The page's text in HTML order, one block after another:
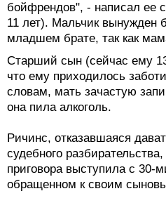
бойфрендов", - написал ее
11 лет). Мальчик вынужден
младшем брате, так как
Старший сын (сейчас ему
что ему приходилось
словам, мать зачастую
она пила алкоголь.
Ричинс, отказавшаяся
судебного
приговора выступила с 30-
обращенном к своим